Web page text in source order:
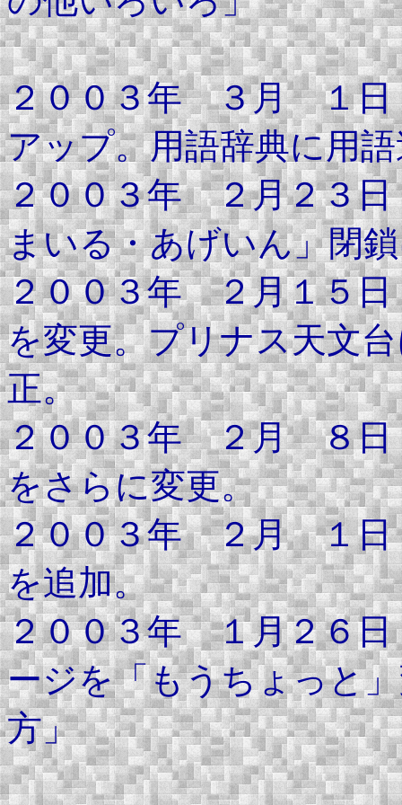
コーナー
２００３年 ３月 １日
アップ。用語辞典に用
２００３年 ２月２３日
まいる・あげいん」閉
２００３年 ２月１５日
を変更。プリナス天文
正。
２００３年 ２月 ８日
をさらに変更。
２００３年 ２月 １日
を追加。
２００３年 １月２６日
ージを「もうちょっと
方」
のＵＲＬ